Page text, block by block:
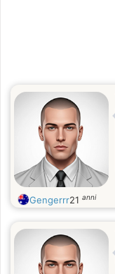
Gengerrr21 anni